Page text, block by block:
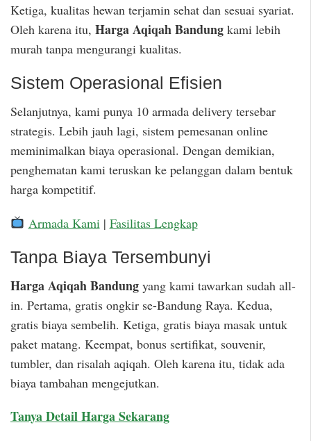
Ketiga, kualitas hewan terjamin sehat dan sesuai syariat.
Oleh karena itu, Harga Aqiqah Bandung kami lebih
murah tanpa mengurangi kualitas.
Sistem Operasional Efisien
Selanjutnya, kami punya 10 armada delivery tersebar
strategis. Lebih jauh lagi, sistem pemesanan online
meminimalkan biaya operasional. Dengan demikian,
penghematan kami teruskan ke pelanggan dalam bentuk
harga kompetitif.
Armada Kami | Fasilitas Lengkap
Tanpa Biaya Tersembunyi
Harga Aqiqah Bandung yang kami tawarkan sudah all-
in. Pertama, gratis ongkir se-Bandung Raya. Kedua,
gratis biaya sembelih. Ketiga, gratis biaya masak untuk
paket matang. Keempat, bonus sertifikat, souvenir,
tumbler, dan risalah aqiqah. Oleh karena itu, tidak ada
biaya tambahan mengejutkan.
Tanya Detail Harga Sekarang